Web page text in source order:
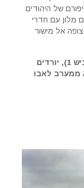
של היהודים
מלון עם חדרי
אל מישור
איך מגיעים: נוסעים על כביש ירושלים ת"א (כביש 1), יורדים
ממערב לאבו